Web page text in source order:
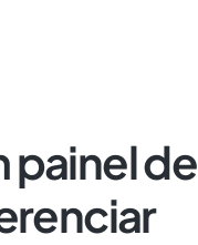
painel de